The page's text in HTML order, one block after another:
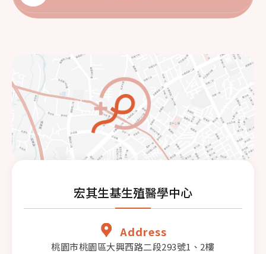
宏其生基生殖醫學中心
Address
桃園市桃園區大興西路二段293號1、2樓
門診資訊